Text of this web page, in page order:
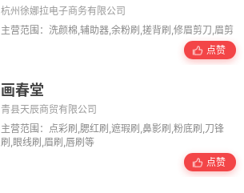
杭州徐娜拉电子商务有限公司
主营范围：洗颜棉,辅助器,余粉刷,搓背刷,修眉剪刀,眉剪
点赞
画春堂
青县天辰商贸有限公司
主营范围：点彩刷,腮红刷,遮瑕刷,鼻影刷,粉底刷,刀锋
刷,眼线刷,眉刷,唇刷等
点赞